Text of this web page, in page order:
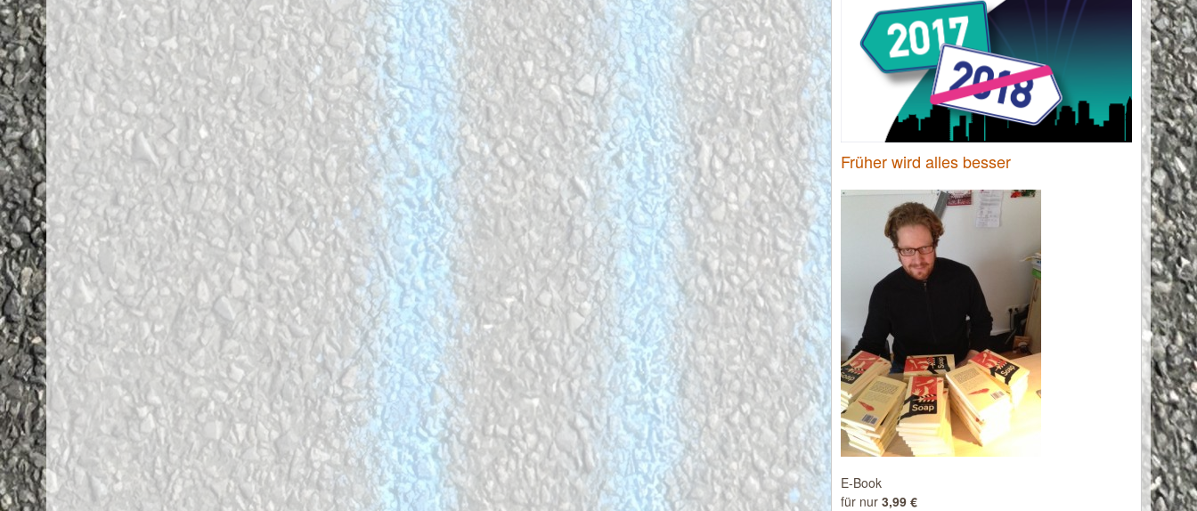
Früher wird alles besser
E-Book
für nur3,99 €